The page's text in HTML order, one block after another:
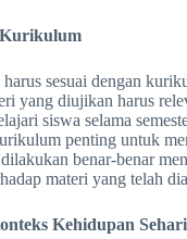
Kurikulum
sesuai dengan
yang diujikan harus
siswa selama
penting untuk
benar-benar
materi yang telah
Kehidupan